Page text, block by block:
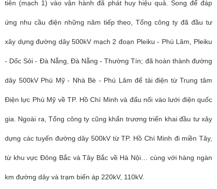
tiên (mạch 1) vào vận hành đã phát huy hiệu quả. Song để đáp
ứng nhu cầu điện những năm tiếp theo, Tổng công ty đã đầu tư
xây dựng đường dây 500kV mạch 2 đoạn Pleiku - Phú Lâm, Pleiku
- Dốc Sỏi - Đà Nẵng, Đà Nẵng - Thường Tín; đã hoàn thành đường
dây 500kV Phú Mỹ - Nhà Bè - Phú Lâm để tải điện từ Trung tâm
Điện lực Phú Mỹ về TP. Hồ Chí Minh và đấu nối vào lưới điện quốc
gia. Ngoài ra, Tổng công ty cũng khẩn trương triển khai đầu tư xây
dựng các tuyến đường dây 500kV từ TP. Hồ Chí Minh đi miền Tây,
từ khu vực Đông Bắc và Tây Bắc về Hà Nội… cùng với hàng ngàn
km đường dây và trạm biến áp 220kV, 110kV.